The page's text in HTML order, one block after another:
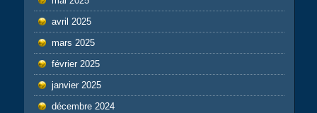
avril 2025
mars 2025
février 2025
janvier 2025
décembre 2024